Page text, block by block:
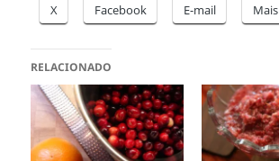
X Facebook E-mail Mais
RELACIONADO